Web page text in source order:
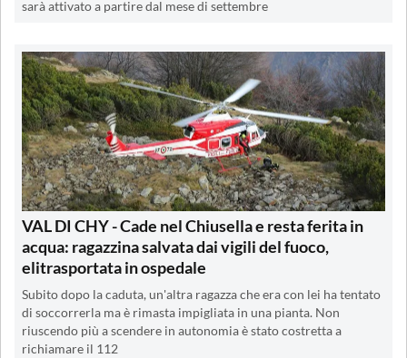
sarà attivato a partire dal mese di settembre
VAL DI CHY - Cade nel Chiusella e resta ferita in
acqua: ragazzina salvata dai vigili del fuoco,
elitrasportata in ospedale
Subito dopo la caduta, un'altra ragazza che era con lei ha tentato
di soccorrerla ma è rimasta impigliata in una pianta. Non
riuscendo più a scendere in autonomia è stato costretta a
richiamare il 112